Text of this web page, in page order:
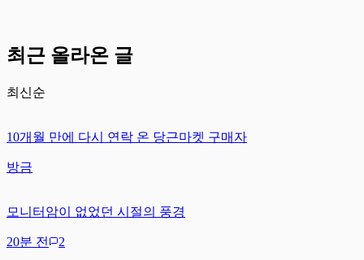
최근 올라온 글
최신순
10개월 만에 다시 연락 온 당근마켓 구매자
방금
모니터암이 없었던 시절의 풍경
20분 전 2